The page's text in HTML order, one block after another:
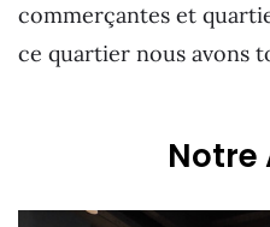
commerçantes et
ce quartier nous avons
Notre